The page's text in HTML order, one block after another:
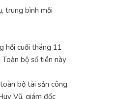
trung bình mỗi
hồi cuối tháng 11
bộ số tiền này
bộ tài sản công
Vũ, giám đốc